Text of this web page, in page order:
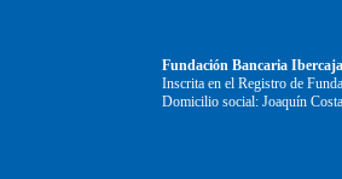
Fundación Bancaria
Inscrita en el Registro de
Domicilio social: Joaquín